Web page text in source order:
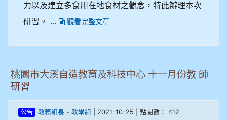
力以及建立多食用在地食材之觀念，特此辦理本次
研習。 ...
觀看完整文章
桃園市大溪自造教育及科技中心 十一月份教 師
研習
公告 教務組長 - 教學組 | 2021-10-25 | 點閱數： 412